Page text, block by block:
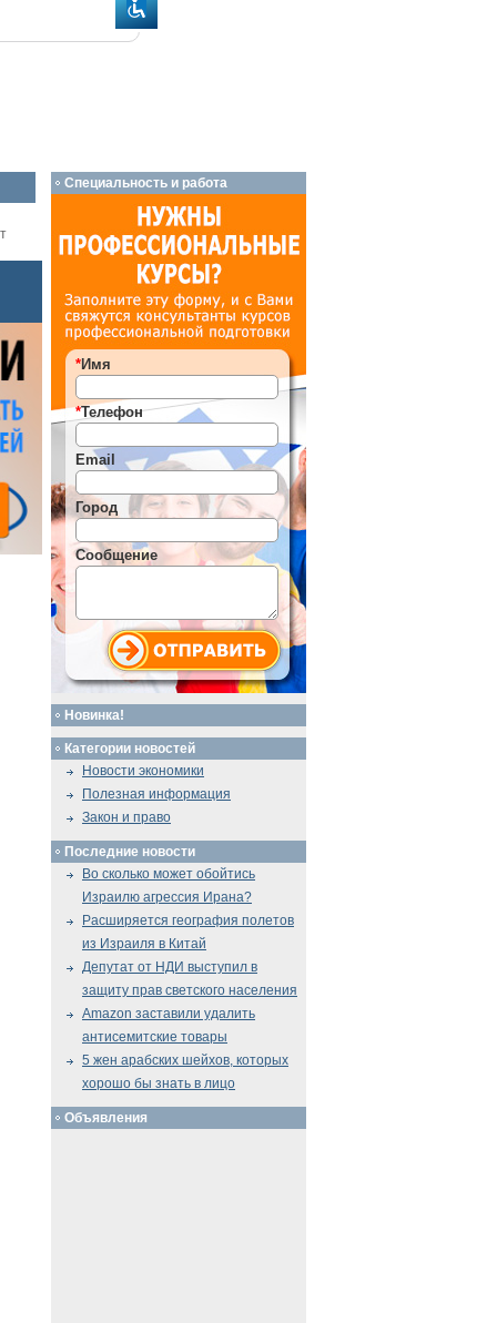
Специальность и работа
*Имя
*Телефон
Email
Город
Сообщение
Новинка!
Категории новостей
Новости экономики
Полезная информация
Закон и право
Последние новости
Во сколько может обойтись
Израилю агрессия Ирана?
Расширяется география полетов
из Израиля в Китай
Депутат от НДИ выступил в
защиту прав светского населения
Amazon заставили удалить
антисемитские товары
5 жен арабских шейхов, которых
хорошо бы знать в лицо
Объявления